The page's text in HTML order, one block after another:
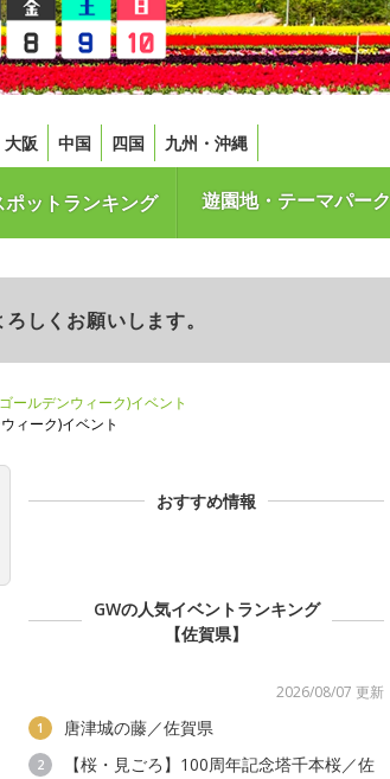
大阪 中国 四国 九州・沖縄
ットランキング 遊園地・テーマパーク
しくお願いします。
ールデンウィーク)イベント
ィーク)イベント
おすすめ情報
GWの人気イベントランキング
【佐賀県】
2026/08/07 更新
1 唐津城の藤／佐賀県
2
【桜・見ごろ】100周年記念塔千本桜／佐